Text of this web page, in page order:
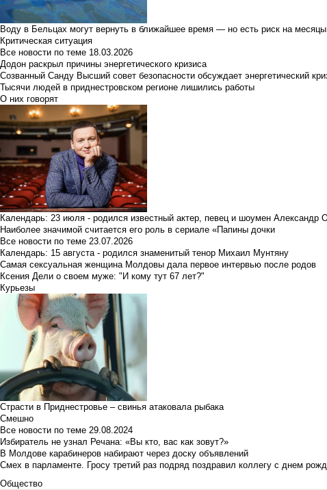
Воду в Бельцах могут вернуть в ближайшее время — но есть риск на месяцы
Критическая ситуация
Все новости по теме 18.03.2026
Додон раскрыл причины энергетического кризиса
Созванный Санду Высший совет безопасности обсуждает энергетический
Тысячи людей в приднестровском регионе лишились работы
О них говорят
Календарь: 23 июля - родился известный актер, певец и шоумен Александр
Наиболее значимой считается его роль в сериале «Папины дочки
Все новости по теме 23.07.2026
Календарь: 15 августа - родился знаменитый тенор Михаил Мунтяну
Самая сексуальная женщина Молдовы дала первое интервью после родов
Ксения Дели о своем муже: "И кому тут 67 лет?"
Курьезы
Страсти в Приднестровье – свинья атаковала рыбака
Смешно
Все новости по теме 29.08.2024
Избиратель не узнал Речана: «Вы кто, вас как зовут?»
В Молдове карабинеров набирают через доску объявлений
Смех в парламенте. Гросу третий раз подряд поздравил коллегу с днем
Общество